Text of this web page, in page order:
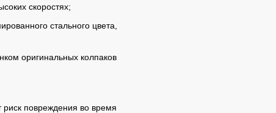
скоростях;
стального цвета,
оригинальных колпаков
риск повреждения во время